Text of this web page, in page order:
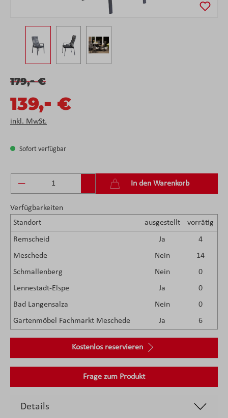
179,-€
139,- €
inkl. MwSt.
Sofort verfügbar
Produkt Anzahl: Gib den gewünschten Wert
In den Warenkorb
Verfügbarkeiten
Standort
ausgestellt vorrätig
Remscheid Ja
4
Meschede
Nein
14
Schmallenberg
Nein
0
Lennestadt-Elspe
Ja
0
Bad Langensalza
Nein
0
Gartenmöbel Fachmarkt Meschede
Ja 6
Kostenlos reservieren
Frage zum Produkt
Details